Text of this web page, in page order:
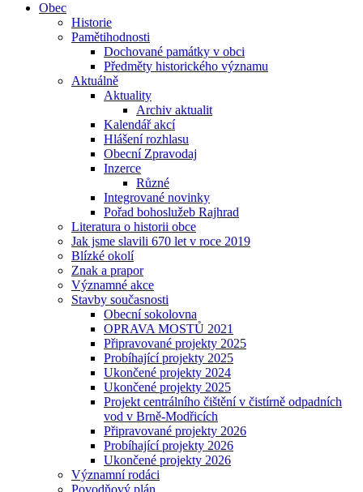
Obec
Historie
Pamětihodnosti
Dochované památky v obci
Předměty historického významu
Aktuálně
Aktuality
Archiv aktualit
Kalendář akcí
Hlášení rozhlasu
Obecní Zpravodaj
Inzerce
Různé
Integrované novinky
Pořad bohoslužeb Rajhrad
Literatura o historii obce
Jak jsme slavili 670 let v roce 2019
Blízké okolí
Znak a prapor
Významné akce
Stavby současnosti
Obecní sokolovna
OPRAVA MOSTŮ 2021
Připravované projekty 2025
Probíhající projekty 2025
Ukončené projekty 2024
Ukončené projekty 2025
Projekt centrálního čištění v čistírně odpadních
vod v Brně-Modřicích
Připravované projekty 2026
Probíhající projekty 2026
Ukončené projekty 2026
Významní rodáci
Povodňový plán